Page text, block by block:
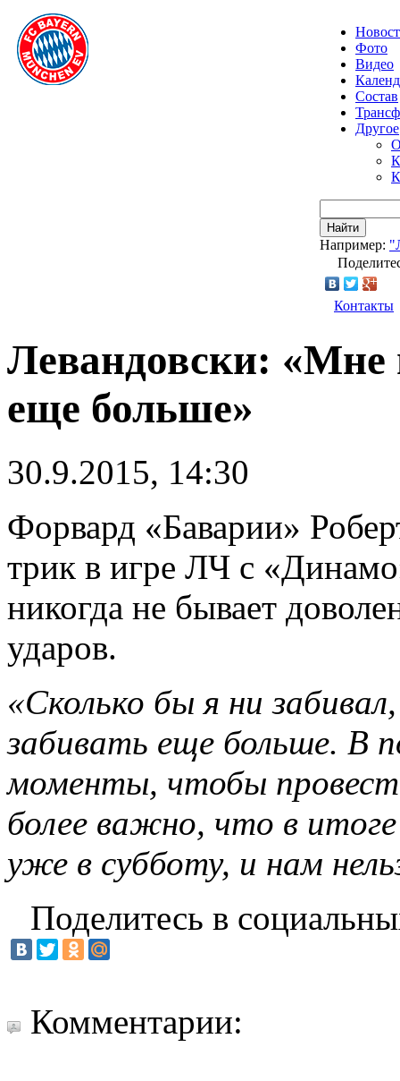
Фото
Видео
Состав
Другое
Найти
Например:
Контакты
Левандовски: «Мне
еще больше»
30.9.2015, 14:30
Форвард «Баварии»
трик в игре ЛЧ с
никогда не бывает
ударов.
«Сколько бы я ни
забивать еще больше. В
моменты, чтобы
более важно, что в
уже в субботу, и нам
Поделитесь в
Комментарии: